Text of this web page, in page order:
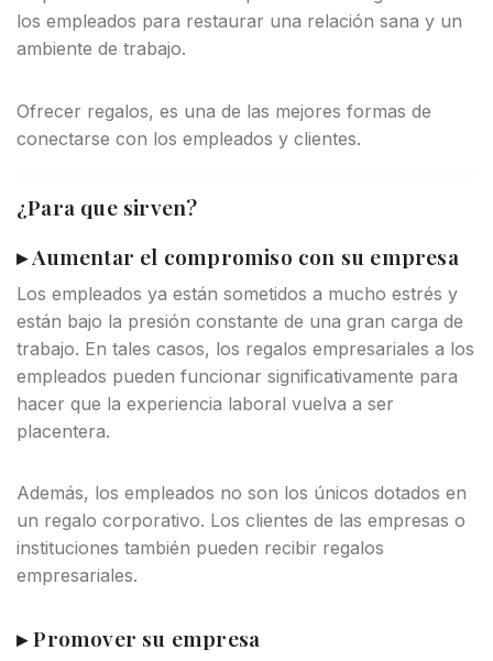
los empleados para restaurar una relación sana y un
ambiente de trabajo.
Ofrecer regalos, es una de las mejores formas de
conectarse con los empleados y clientes.
¿Para que sirven?
▸ Aumentar el compromiso con su empresa
Los empleados ya están sometidos a mucho estrés y
están bajo la presión constante de una gran carga de
trabajo. En tales casos, los regalos empresariales a los
empleados pueden funcionar significativamente para
hacer que la experiencia laboral vuelva a ser
placentera.
Además, los empleados no son los únicos dotados en
un regalo corporativo. Los clientes de las empresas o
instituciones también pueden recibir regalos
empresariales.
▸ Promover su empresa